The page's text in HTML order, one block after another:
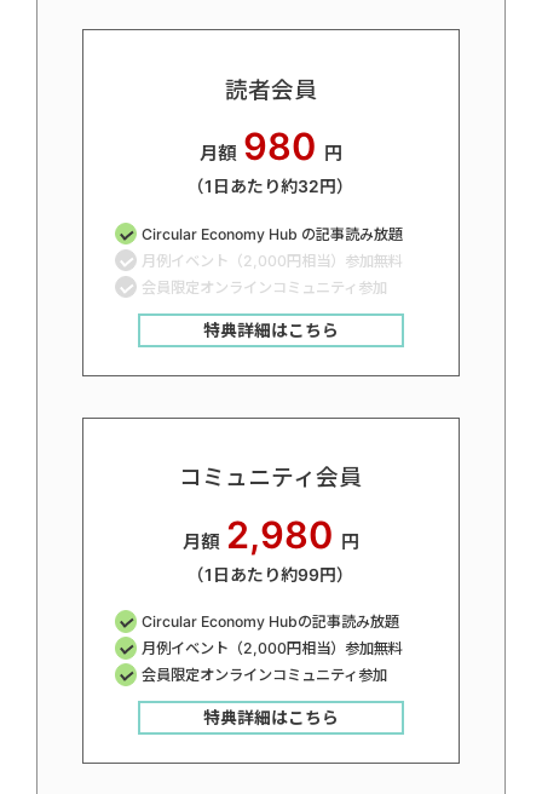
読者会員
月額 980 円
（1日あたり約32円）
Circular Economy Hub の記事読み放題
月例イベント（2,000円相当）参加無料
会員限定オンラインコミュニティ参加
特典詳細はこちら
コミュニティ会員
月額 2,980 円
（1日あたり約99円）
Circular Economy Hubの記事読み放題
月例イベント（2,000円相当）参加無料
会員限定オンラインコミュニティ参加
特典詳細はこちら